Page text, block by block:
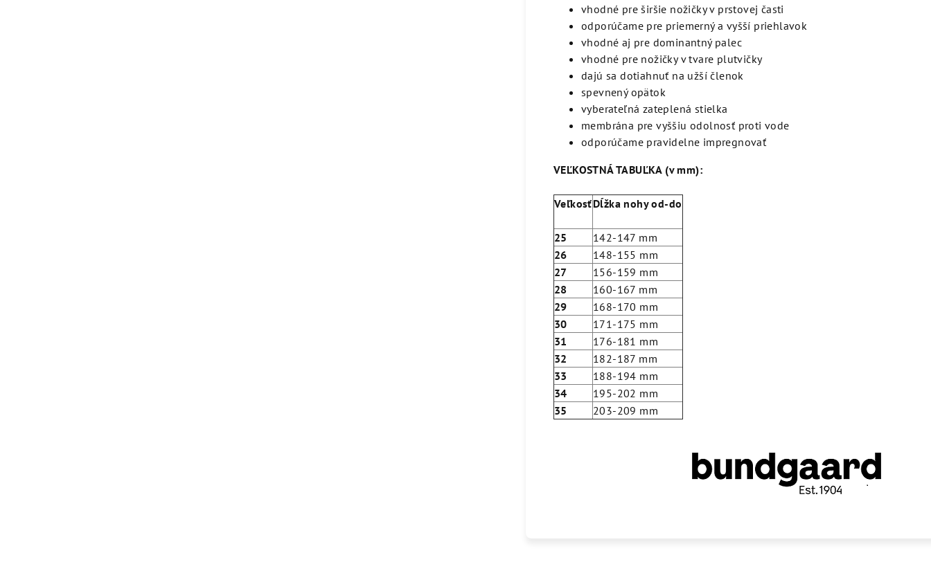
vhodné pre širšie nožičky v prstovej časti
odporúčame pre priemerný a vyšší priehlavok
vhodné aj pre dominantný palec
vhodné pre nožičky v tvare plutvičky
dajú sa dotiahnuť na užší členok
spevnený opätok
vyberateľná zateplená stielka
membrána pre vyššiu odolnosť proti vode
odporúčame pravidelne impregnovať
VEĽKOSTNÁ TABUĽKA (v mm):
VeľkosťDĺžka nohy od-do
25
142-147 mm
26
148-155 mm
27
156-159 mm
28
160-167 mm
29
168-170 mm
30
171-175 mm
31
176-181 mm
32
182-187 mm
33
188-194 mm
34
195-202 mm
35
203-209 mm